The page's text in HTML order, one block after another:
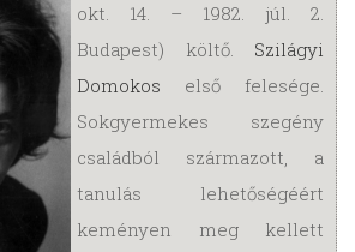
okt. 14. – 1982. júl. 2.
Budapest) költő. Szilágyi
Domokos első felesége.
Sokgyermekes szegény
családból származott, a
tanulás lehetőségéért
keményen meg kellett